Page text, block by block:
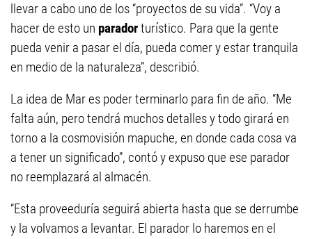
llevar a cabo uno de los “proyectos de su vida”. “Voy a
hacer de esto un paradorturístico. Para que la gente
pueda venir a pasar el día, pueda comer y estar tranquila
en medio de la naturaleza”, describió.
La idea de Mar es poder terminarlo para fin de año. “Me
falta aún, pero tendrá muchos detalles y todo girará en
torno a la cosmovisión mapuche, en donde cada cosa va
a tener un significado”, contó y expuso que ese parador
no reemplazará al almacén.
“Esta proveeduría seguirá abierta hasta que se derrumbe
y la volvamos a levantar. El parador lo haremos en el